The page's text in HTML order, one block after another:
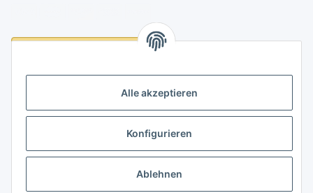
Alle akzeptieren
Konfigurieren
Ablehnen
Logistikpartner
Informationen